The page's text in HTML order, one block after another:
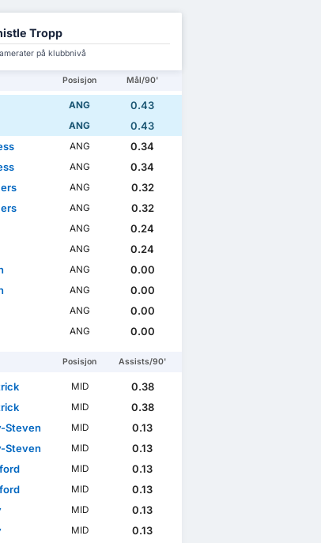
Tropp
på klubbnivå
Posisjon Mål/90'
ANG
0.43
ANG
0.43
ANG
0.34
ANG
0.34
ANG
0.32
ANG
0.32
ANG
0.24
ANG
0.24
ANG
0.00
ANG
0.00
ANG
0.00
ANG 0.00
Posisjon Assists/90'
MID
0.38
MID
0.38
Steven
MID
0.13
Steven
MID
0.13
MID
0.13
MID
0.13
MID
0.13
MID
0.13